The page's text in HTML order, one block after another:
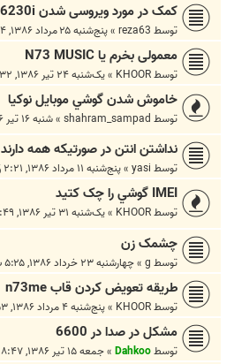
کمک در مورد ویروسی شدن NOKIA 6230i
توسط reza63
»پنج‌شنبه ۲۵ مرداد ۱۳۸۶, ۱۱:۰۴ ب.ظ
معمولی بخرم یا N73 MUSIC
توسطKHOOR
»یک‌شنبه ۲۴ تیر ۱۳۸۶, ۷:۳۲ ق.ظ
خاموش شدن گوشي موبايل نوکيا
توسط shahram_sampad
»شنبه ۱۶ تیر ۱۳۸۶, ۲:۲۶ ق.ظ
نداشتن انتن در صورتيكه همه دارند
توسط yasi
»پنج‌شنبه ۱۱ مرداد ۱۳۸۶, ۲:۲۱ ق.ظ
IMEI گوشي را چک کتيد
توسطKHOOR
»یک‌شنبه ۳۱ تیر ۱۳۸۶, ۹:۴۹ ق.ظ
چشمک زن
توسط g
»چهارشنبه ۲۳ خرداد ۱۳۸۶, ۵:۲۵ ب.ظ
طریقه تعویض کردن قاب n73me
توسطKHOOR
»پنج‌شنبه ۴ مرداد ۱۳۸۶, ۱۰:۵۳ ب.ظ
مشکل در صدا در 6600
توسطDahkoo
»جمعه ۱۵ تیر ۱۳۸۶, ۸:۴۷ ق.ظ